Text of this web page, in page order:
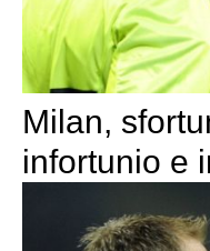
Milan,
infortunio e